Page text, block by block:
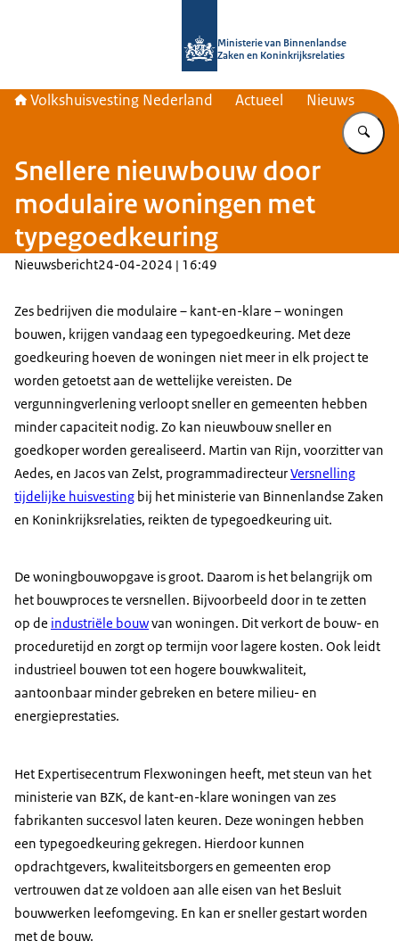
Ministerie van Binnenlandse
Zaken en Koninkrijksrelaties
Volkshuisvesting Nederland Actueel Nieuws
Snellere nieuwbouw door
modulaire woningen met
typegoedkeuring
Nieuwsbericht24-04-2024 | 16:49
Zes bedrijven die modulaire – kant-en-klare – woningen
bouwen, krijgen vandaag een typegoedkeuring. Met deze
goedkeuring hoeven de woningen niet meer in elk project te
worden getoetst aan de wettelijke vereisten. De
vergunningverlening verloopt sneller en gemeenten hebben
minder capaciteit nodig. Zo kan nieuwbouw sneller en
goedkoper worden gerealiseerd. Martin van Rijn, voorzitter van
Aedes, en Jacos van Zelst, programmadirecteurVersnelling
tijdelijke huisvesting bij het ministerie van Binnenlandse Zaken
en Koninkrijksrelaties, reikten de typegoedkeuring uit.
De woningbouwopgave is groot. Daarom is het belangrijk om
het bouwproces te versnellen. Bijvoorbeeld door in te zetten
op de industriële bouwvan woningen. Dit verkort de bouw- en
proceduretijd en zorgt op termijn voor lagere kosten. Ook leidt
industrieel bouwen tot een hogere bouwkwaliteit,
aantoonbaar minder gebreken en betere milieu- en
energieprestaties.
Het Expertisecentrum Flexwoningen heeft, met steun van het
ministerie van BZK, de kant-en-klare woningen van zes
fabrikanten succesvol laten keuren. Deze woningen hebben
een typegoedkeuring gekregen. Hierdoor kunnen
opdrachtgevers, kwaliteitsborgers en gemeenten erop
vertrouwen dat ze voldoen aan alle eisen van het Besluit
bouwwerken leefomgeving. En kan er sneller gestart worden
met de bouw.